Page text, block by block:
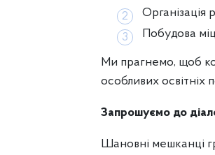
Організація
Побудова
Ми прагнемо, щоб
особливих освітніх
Запрошуємо до
Шановні мешканці